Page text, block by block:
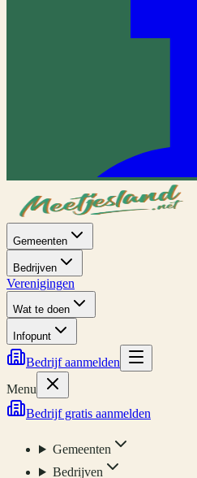
Gemeenten
Bedrijven
Verenigingen
Wat te doen
Infopunt
Bedrijf aanmelden
Menu
Bedrijf gratis aanmelden
Gemeenten
Bedrijven